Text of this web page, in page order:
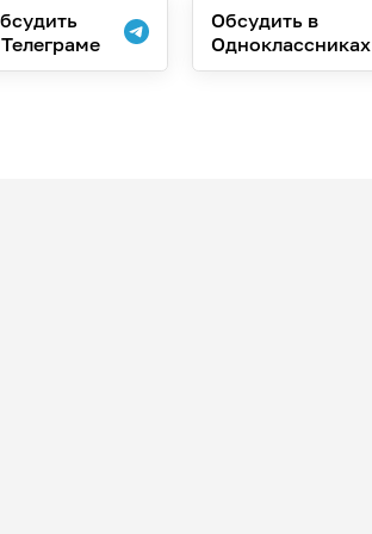
Обсудить в
Одноклассниках